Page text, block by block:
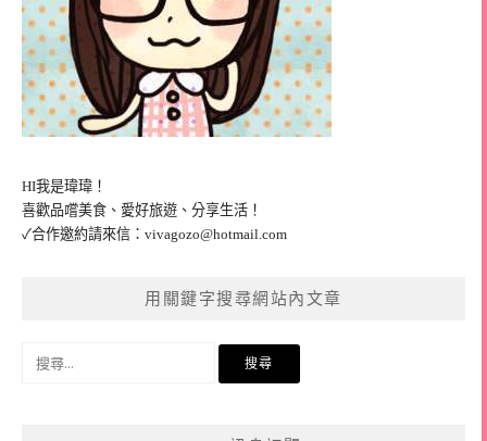
HI我是瑋瑋！
喜歡品嚐美食、愛好旅遊、分享生活！
✓合作邀約請來信： vivagozo@hotmail.com
用關鍵字搜尋網站內文章